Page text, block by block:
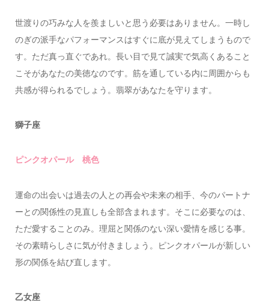
世渡りの巧みな人を羨ましいと思う必要はありません。一時し
のぎの派手なパフォーマンスはすぐに底が見えてしまうもので
す。ただ真っ直ぐであれ。長い目で見て誠実で気高くあること
こそがあなたの美徳なのです。筋を通している内に周囲からも
共感が得られるでしょう。翡翠があなたを守ります。
獅子座
ピンクオパール 桃色
運命の出会いは過去の人との再会や未来の相手、今のパートナ
ーとの関係性の見直しも全部含まれます。そこに必要なのは、
ただ愛することのみ。理屈と関係のない深い愛情を感じる事。
その素晴らしさに気が付きましょう。ピンクオパールが新しい
形の関係を結び直します。
乙女座